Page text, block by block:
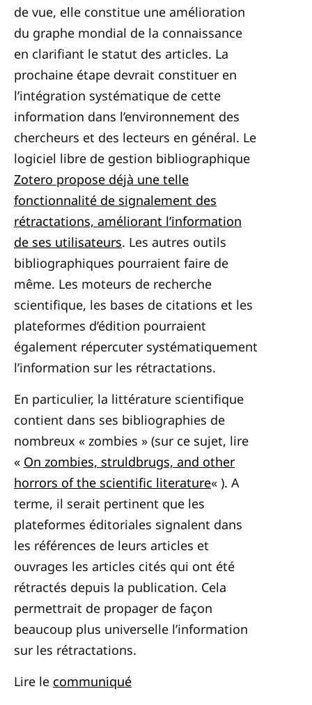
de vue, elle constitue une amélioration
du graphe mondial de la connaissance
en clarifiant le statut des articles. La
prochaine étape devrait constituer en
l’intégration systématique de cette
information dans l’environnement des
chercheurs et des lecteurs en général. Le
logiciel libre de gestion bibliographique
Zotero propose déjà une telle
fonctionnalité de signalement des
rétractations, améliorant l’information
de ses utilisateurs. Les autres outils
bibliographiques pourraient faire de
même. Les moteurs de recherche
scientifique, les bases de citations et les
plateformes d’édition pourraient
également répercuter systématiquement
l’information sur les rétractations.
En particulier, la littérature scientifique
contient dans ses bibliographies de
nombreux « zombies » (sur ce sujet, lire
« On zombies, struldbrugs, and other
horrors of the scientific literature« ). A
terme, il serait pertinent que les
plateformes éditoriales signalent dans
les références de leurs articles et
ouvrages les articles cités qui ont été
rétractés depuis la publication. Cela
permettrait de propager de façon
beaucoup plus universelle l’information
sur les rétractations.
Lire le communiqué